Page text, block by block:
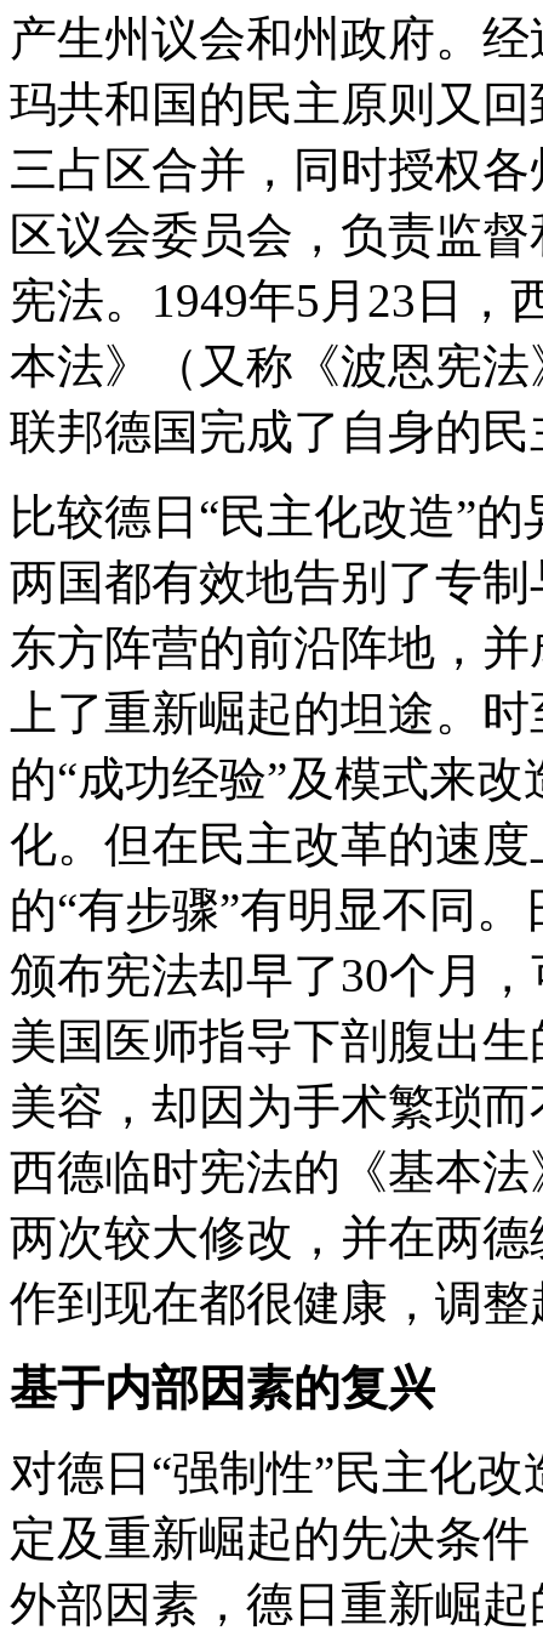
产生州议会和州政府。
玛共和国的民主原则又
三占区合并，同时授权
区议会委员会，负责监
宪法。1949年5月23日，
本法》（又称《波恩宪
联邦德国完成了自身的
比较德日“民主化改造”
两国都有效地告别了专
东方阵营的前沿阵地，
上了重新崛起的坦途。
的“成功经验”及模式来
化。但在民主改革的速
的“有步骤”有明显不同
颁布宪法却早了30个月
美国医师指导下剖腹出
美容，却因为手术繁琐
西德临时宪法的《基本
两次较大修改，并在两
作到现在都很健康，调
基于内部因素的复兴
对德日“强制性”民主化
定及重新崛起的先决条
外部因素，德日重新崛